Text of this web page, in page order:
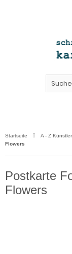
Startseite A - Z Künstler
Flowers
Postkarte
Flowers